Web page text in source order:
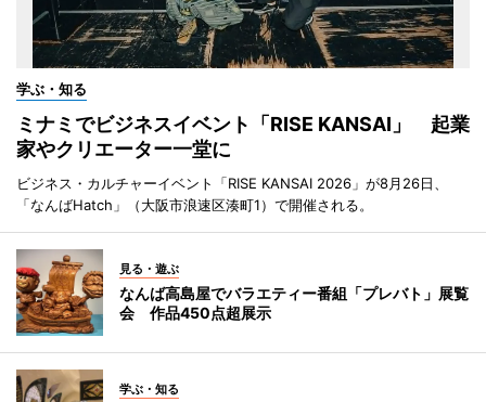
学ぶ・知る
ミナミでビジネスイベント「RISE KANSAI」 起業
家やクリエーター一堂に
ビジネス・カルチャーイベント「RISE KANSAI 2026」が8月26日、
「なんばHatch」（大阪市浪速区湊町1）で開催される。
見る・遊ぶ
なんば高島屋でバラエティー番組「プレバト」展覧
会 作品450点超展示
学ぶ・知る